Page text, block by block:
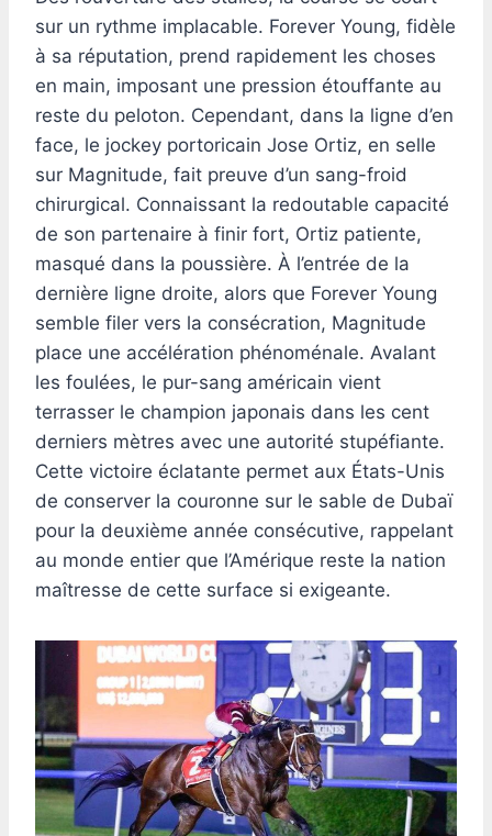
sur un rythme implacable. Forever Young, fidèle
à sa réputation, prend rapidement les choses
en main, imposant une pression étouffante au
reste du peloton. Cependant, dans la ligne d’en
face, le jockey portoricain Jose Ortiz, en selle
sur Magnitude, fait preuve d’un sang-froid
chirurgical. Connaissant la redoutable capacité
de son partenaire à finir fort, Ortiz patiente,
masqué dans la poussière. À l’entrée de la
dernière ligne droite, alors que Forever Young
semble filer vers la consécration, Magnitude
place une accélération phénoménale. Avalant
les foulées, le pur-sang américain vient
terrasser le champion japonais dans les cent
derniers mètres avec une autorité stupéfiante.
Cette victoire éclatante permet aux États-Unis
de conserver la couronne sur le sable de Dubaï
pour la deuxième année consécutive, rappelant
au monde entier que l’Amérique reste la nation
maîtresse de cette surface si exigeante.